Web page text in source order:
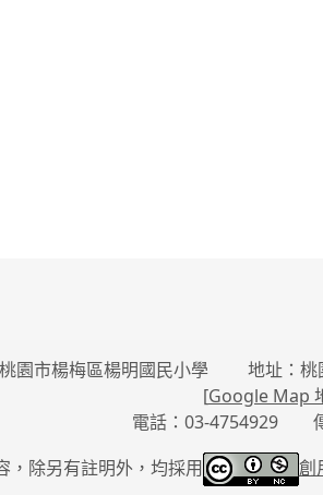
桃園市楊梅區楊明國民小學 地址：桃
[Google Map
電話：03-4754929
，除另有註明外，均採用
創